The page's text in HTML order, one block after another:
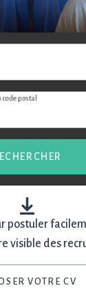
postal
postuler
visible des
VOTRE CV